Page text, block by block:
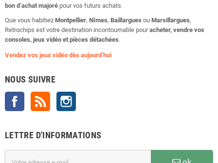
bon d’achat majoré pour vos futurs achats.
Que vous habitiez Montpellier, Nîmes, Baillargues ou Marsillargues,
Retrochips est votre destination incontournable pouracheter, vendre vos
consoles, jeux vidéo et pièces détachées.
Vendez vos jeux vidéo dès aujourd’hui
NOUS SUIVRE
Facebook Rss
LETTRE D'INFORMATIONS